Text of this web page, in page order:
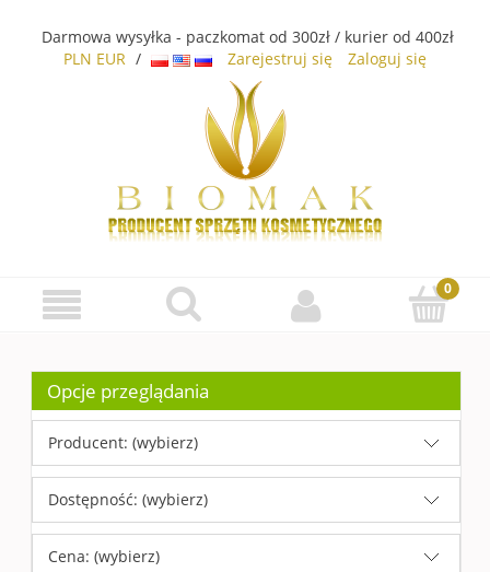
Darmowa wysyłka - paczkomat od 300zł / kurier od 400zł
PLN EUR / Zarejestruj się Zaloguj się
Opcje przeglądania
Producent: (wybierz)
Dostępność: (wybierz)
Cena: (wybierz)